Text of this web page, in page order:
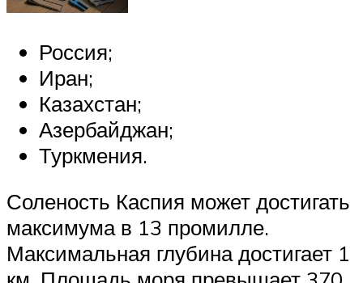
Россия;
Иран;
Казахстан;
Азербайджан;
Туркмения.
Соленость Каспия может достигать
максимума в 13 промилле.
Максимальная глубина достигает 1